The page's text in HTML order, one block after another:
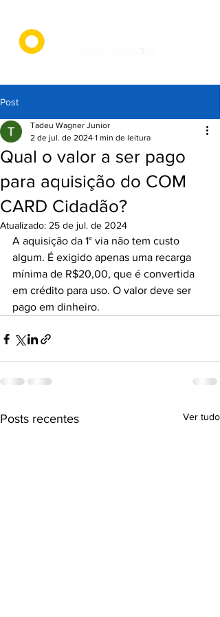
Post
Qual o valor a ser pago
para aquisição do COM
CARD Cidadão?
Tadeu Wagner Junior
2 de jul. de 2024 1 min de leitura
Atualizado: 25 de jul. de 2024
A aquisição da 1° via não tem custo
algum. É exigido apenas uma recarga
mínima de R$20,00, que é convertida
em crédito para uso. O valor deve ser
pago em dinheiro.
Posts recentes Ver tudo